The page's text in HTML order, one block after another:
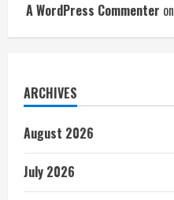
A WordPress Commenter on
ARCHIVES
August 2026
July 2026